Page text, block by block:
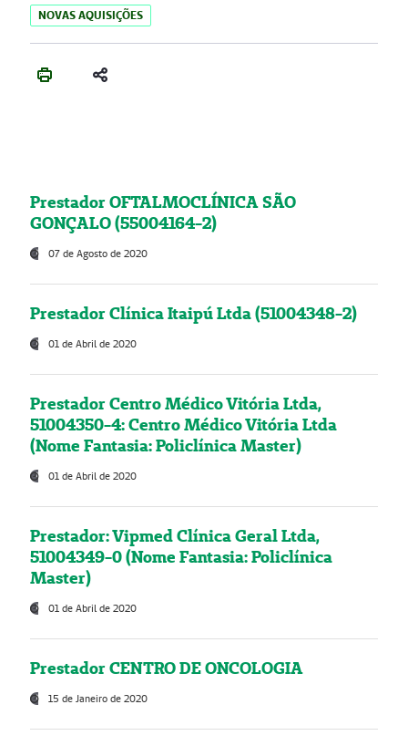
NOVAS AQUISIÇÕES
Prestador OFTALMOCLÍNICA SÃO
GONÇALO (55004164-2)
07 de Agosto de 2020
Prestador Clínica Itaipú Ltda (51004348-2)
01 de Abril de 2020
Prestador Centro Médico Vitória Ltda,
51004350-4: Centro Médico Vitória Ltda
(Nome Fantasia: Policlínica Master)
01 de Abril de 2020
Prestador: Vipmed Clínica Geral Ltda,
51004349-0 (Nome Fantasia: Policlínica
Master)
01 de Abril de 2020
Prestador CENTRO DE ONCOLOGIA
15 de Janeiro de 2020